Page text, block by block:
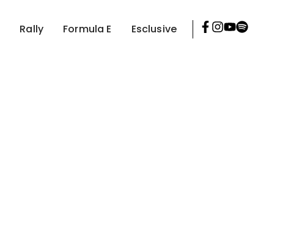
Rally Formula E Esclusive